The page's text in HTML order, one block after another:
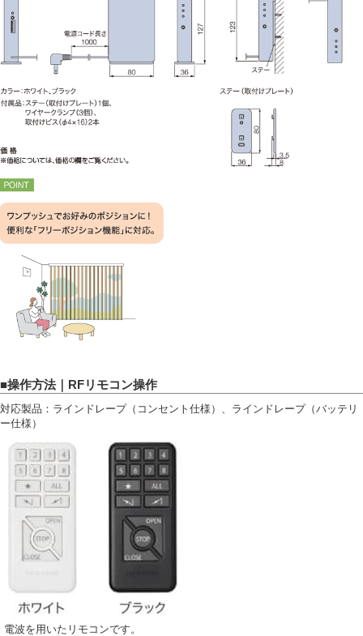
■操作方法｜RFリモコン操作
対応製品：ラインドレープ（コンセント仕様）、ラインドレープ（バッテリ
ー仕様）
電波を用いたリモコンです。